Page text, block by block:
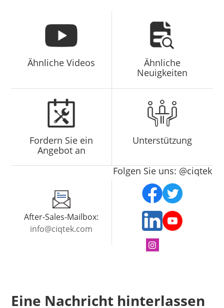
Ähnliche Videos
Ähnliche
Neuigkeiten
Fordern Sie ein
Angebot an
Unterstützung
After-Sales-Mailbox:
info@ciqtek.com
Folgen Sie uns: @ciqtek
Eine Nachricht hinterlassen